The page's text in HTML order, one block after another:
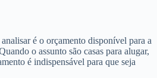
é o orçamento disponível para a
o assunto são casas para alugar,
é indispensável para que seja